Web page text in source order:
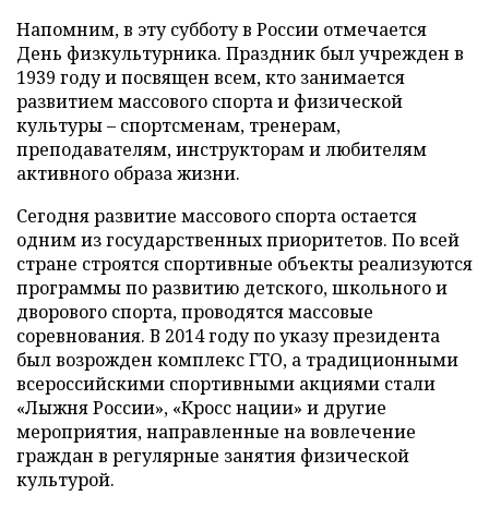
Напомним, в эту субботу в России отмечается
День физкультурника. Праздник был учрежден в
1939 году и посвящен всем, кто занимается
развитием массового спорта и физической
культуры – спортсменам, тренерам,
преподавателям, инструкторам и любителям
активного образа жизни.
Сегодня развитие массового спорта остается
одним из государственных приоритетов. По всей
стране строятся спортивные объекты реализуются
программы по развитию детского, школьного и
дворового спорта, проводятся массовые
соревнования. В 2014 году по указу президента
был возрожден комплекс ГТО, а традиционными
всероссийскими спортивными акциями стали
«Лыжня России», «Кросс нации» и другие
мероприятия, направленные на вовлечение
граждан в регулярные занятия физической
культурой.